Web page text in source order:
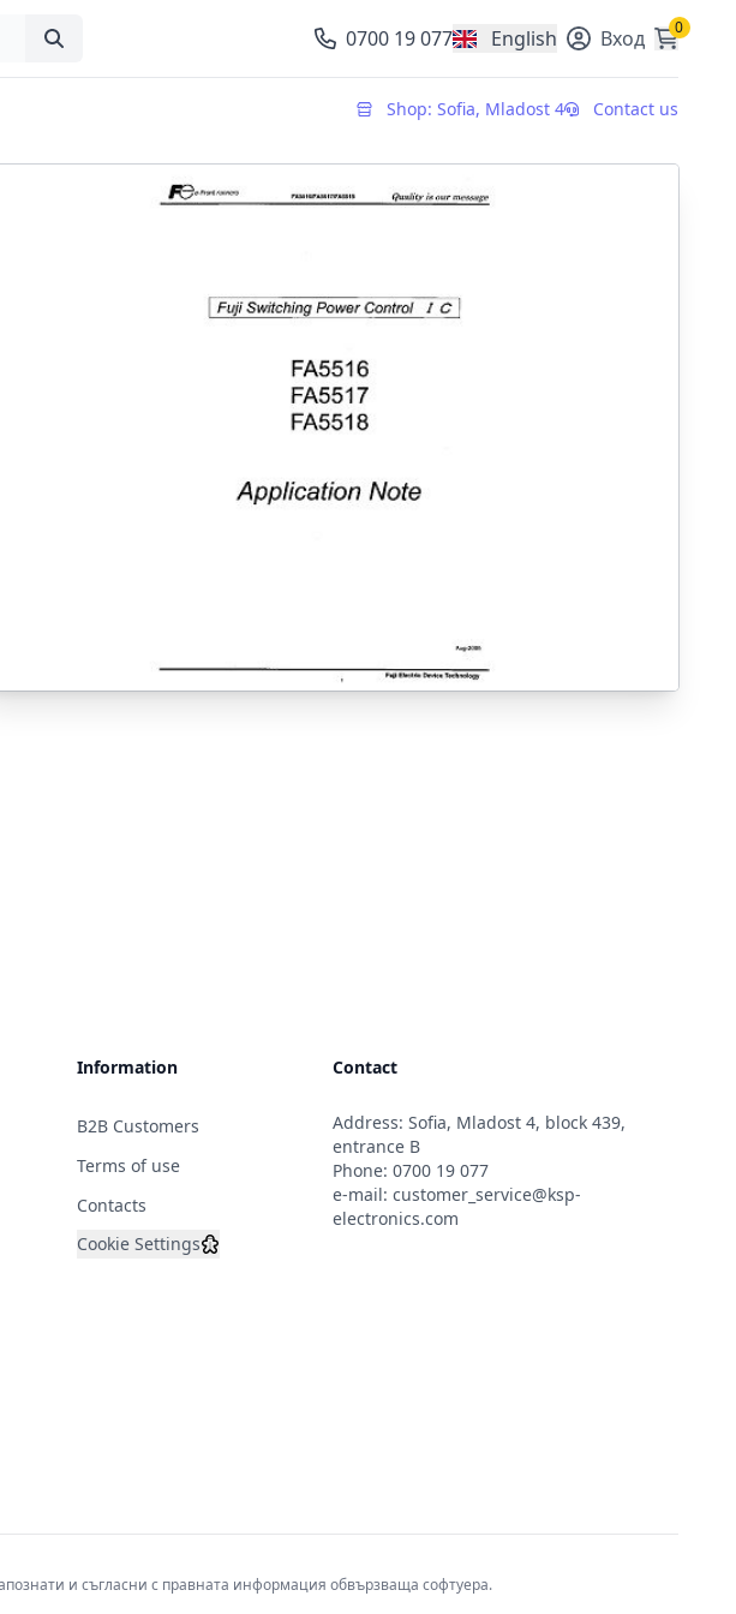
0700 19 077 English
, change currencyВход 0
Shop: Sofia, Mladost 4 Contact us
Information
B2B Customers
Terms of use
Contacts
Cookie Settings
Contact
Address: Sofia, Mladost 4, block 439,
entrance B
Phone: 0700 19 077
e-mail: customer_service@ksp-
electronics.com
и съгласни с правната информация обвързваща софтуера.